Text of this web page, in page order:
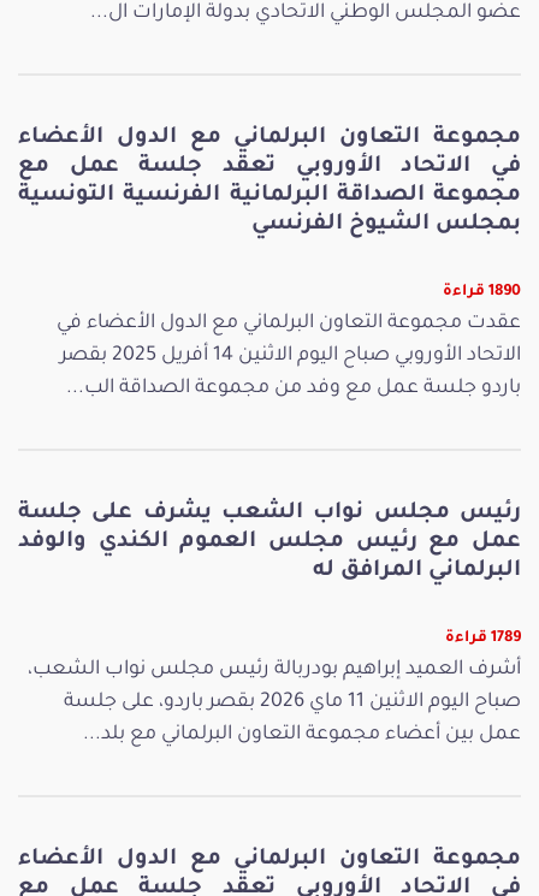
عضو المجلس الوطني الاتحادي بدولة الإمارات ال...
مجموعة التعاون البرلماني مع الدول الأعضاء
في الاتحاد الأوروبي تعقد جلسة عمل مع
مجموعة الصداقة البرلمانية الفرنسية التونسية
بمجلس الشيوخ الفرنسي
1890 قراءة
عقدت مجموعة التعاون البرلماني مع الدول الأعضاء في
الاتحاد الأوروبي صباح اليوم الاثنين 14 أفريل 2025 بقصر
باردو جلسة عمل مع وفد من مجموعة الصداقة الب...
رئيس مجلس نواب الشعب يشرف على جلسة
عمل مع رئيس مجلس العموم الكندي والوفد
البرلماني المرافق له
1789 قراءة
أشرف العميد إبراهيم بودربالة رئيس مجلس نواب الشعب،
صباح اليوم الاثنين 11 ماي 2026 بقصر باردو، على جلسة
عمل بين أعضاء مجموعة التعاون البرلماني مع بلد...
مجموعة التعاون البرلماني مع الدول الأعضاء
في الاتحاد الأوروبي تعقد جلسة عمل مع